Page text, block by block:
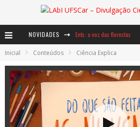
NOVIDADES Ents: a voz das florestas
Notáveis: Bertha Lutz
Inicial Conteúdos Ciência Explica